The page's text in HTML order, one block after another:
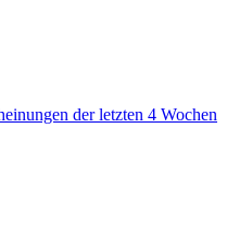
der letzten 4 Wochen